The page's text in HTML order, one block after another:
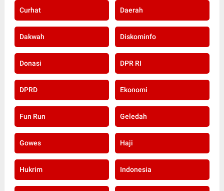
Curhat Daerah
Dakwah Diskominfo
Donasi DPR RI
DPRD Ekonomi
Fun Run Geledah
Gowes Haji
Hukrim Indonesia